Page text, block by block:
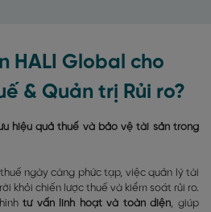
HALI Global cho
& Quản trị Rủi ro?
hiệu quả thuế và bảo vệ tài sản trong
ngày càng phức tạp, việc quản lý tài
khỏi chiến lược thuế và kiểm soát rủi ro.
tư vấn linh hoạt và toàn diện, giúp